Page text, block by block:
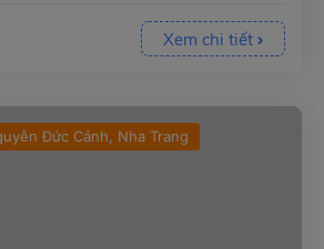
Xem chi tiết
Đức Cảnh, Nha Trang